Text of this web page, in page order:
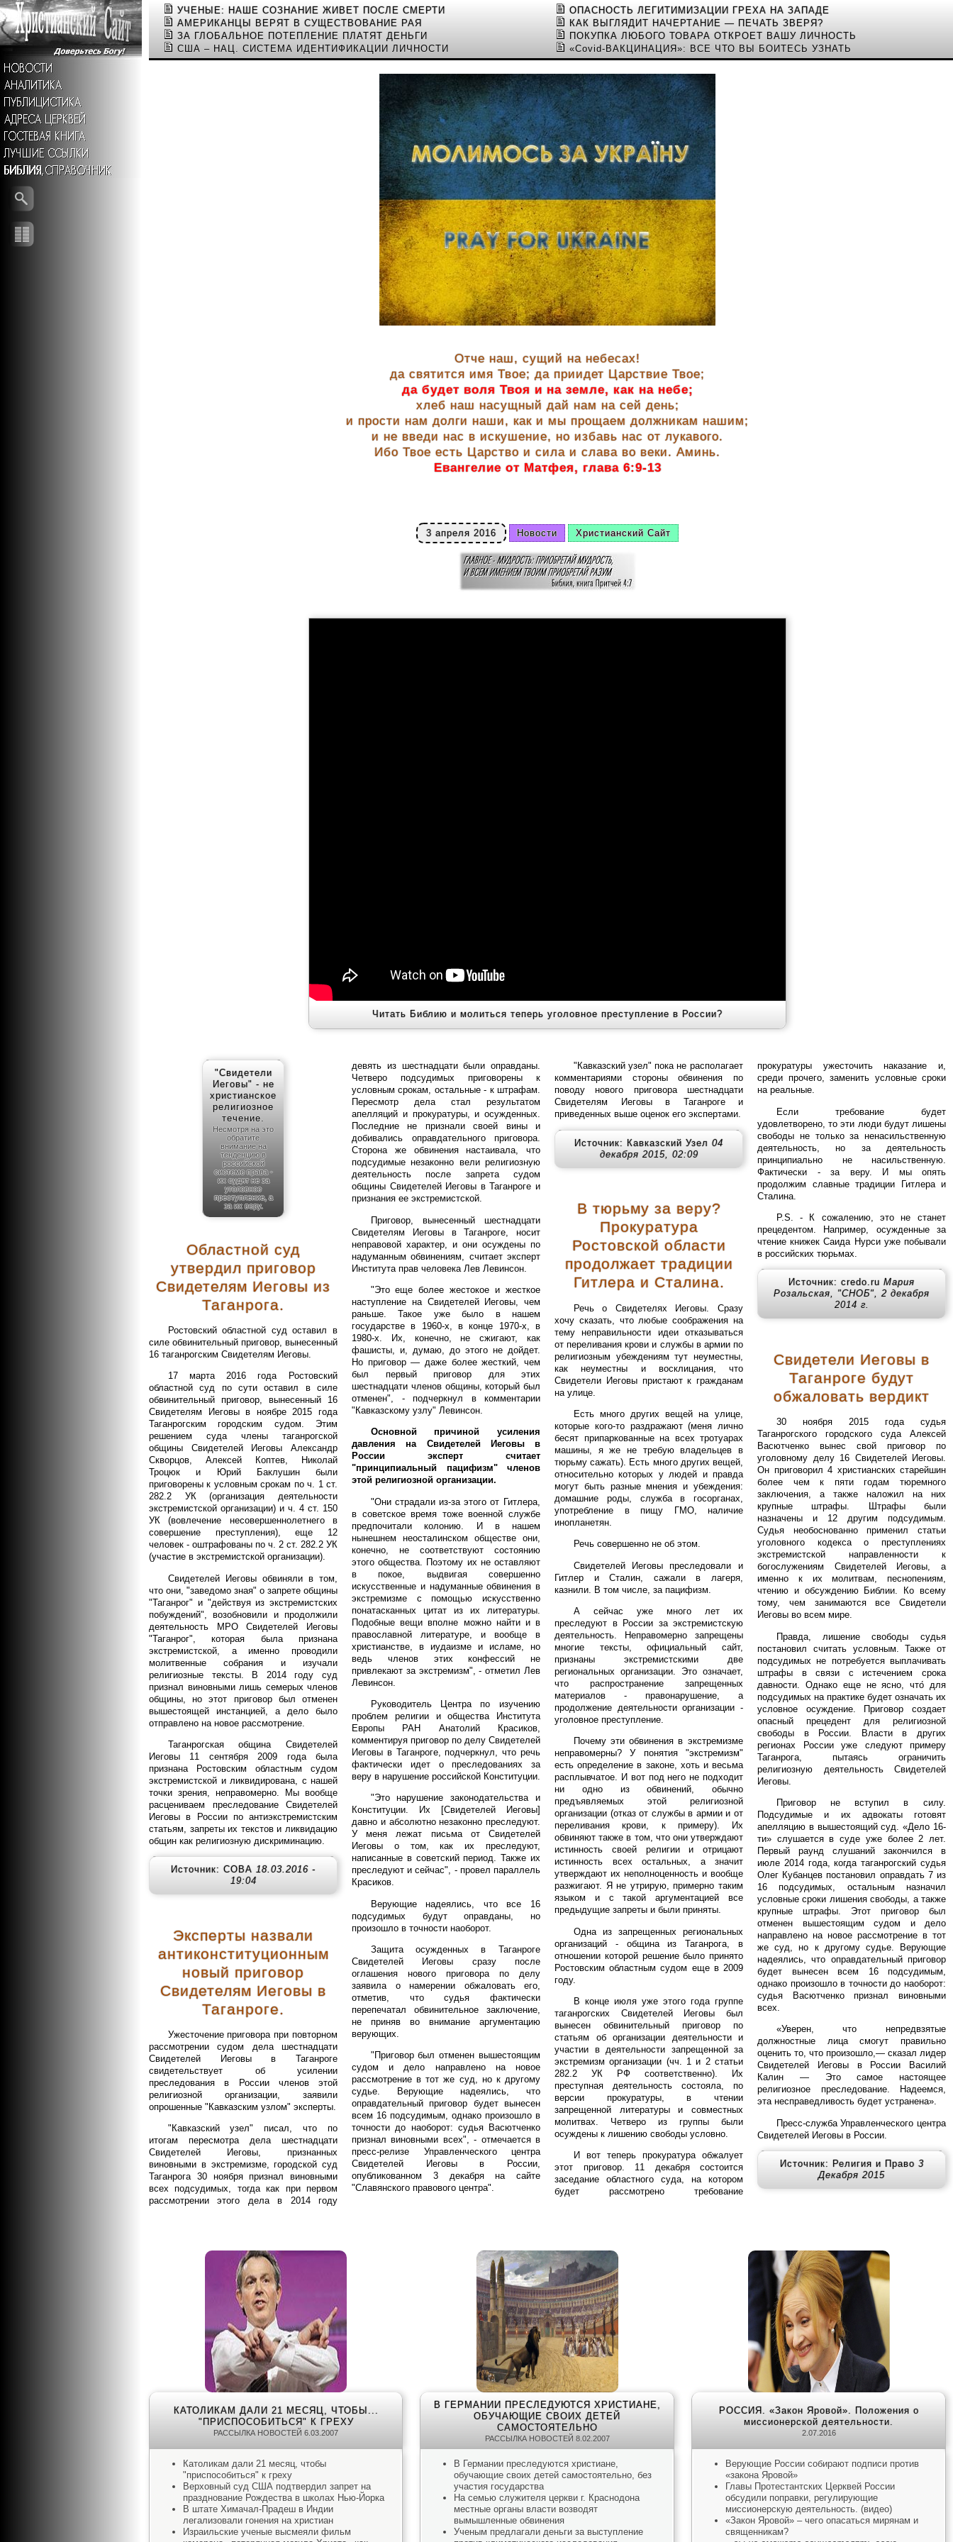
УЧЕНЫЕ: НАШЕ СОЗНАНИЕ ЖИВЕТ ПОСЛЕ СМЕРТИ
АМЕРИКАНЦЫ ВЕРЯТ В СУЩЕСТВОВАНИЕ РАЯ
ЗА ГЛОБАЛЬНОЕ ПОТЕПЛЕНИЕ ПЛАТЯТ ДЕНЬГИ
США – НАЦ. СИСТЕМА ИДЕНТИФИКАЦИИ ЛИЧНОСТИ
ОПАСНОСТЬ ЛЕГИТИМИЗАЦИИ ГРЕХА НА ЗАПАДЕ
КАК ВЫГЛЯДИТ НАЧЕРТАНИЕ — ПЕЧАТЬ ЗВЕРЯ?
ПОКУПКА ЛЮБОГО ТОВАРА ОТКРОЕТ ВАШУ ЛИЧНОСТЬ
«Covid-ВАКЦИНАЦИЯ»: ВСЕ ЧТО ВЫ БОИТЕСЬ УЗНАТЬ
Отче наш, сущий на небесах!
да святится имя Твое; да приидет Царствие Твое;
да будет воля Твоя и на земле, как на небе;
хлеб наш насущный дай нам на сей день;
и прости нам долги наши, как и мы прощаем должникам нашим;
и не введи нас в искушение, но избавь нас от лукавого.
Ибо Твое есть Царство и сила и слава во веки. Аминь.
Евангелие от Матфея, глава 6:9-13
3 апреля 2016 Новости Христианский Сайт
Читать Библию и молиться теперь уголовное преступление в России?
"Свидетели
Иеговы" - не
христианское
религиозное
течение.
Несмотря на это
обратите
внимание на
тенденцию в
российской
системе права -
их судят не за
уголовное
преступление, а
за их веру.
Областной суд
утвердил приговор
Свидетелям Иеговы из
Таганрога.
Ростовский областной суд оставил в
силе обвинительный приговор, вынесенный
16 таганрогским Свидетелям Иеговы.
17 марта 2016 года Ростовский
областной суд по сути оставил в силе
обвинительный приговор, вынесенный 16
Свидетелям Иеговы в ноябре 2015 года
Таганрогским городским судом. Этим
решением суда члены таганрогской
общины Свидетелей Иеговы Александр
Скворцов, Алексей Коптев, Николай
Троцюк и Юрий Баклушин были
приговорены к условным срокам по ч. 1 ст.
282.2 УК (организация деятельности
экстремистской организации) и ч. 4 ст. 150
УК (вовлечение несовершеннолетнего в
совершение преступления), еще 12
человек - оштрафованы по ч. 2 ст. 282.2 УК
(участие в экстремистской организации).
Свидетелей Иеговы обвиняли в том,
что они, "заведомо зная" о запрете общины
"Таганрог" и "действуя из экстремистских
побуждений", возобновили и продолжили
деятельность МРО Свидетелей Иеговы
"Таганрог", которая была признана
экстремистской, а именно проводили
молитвенные собрания и изучали
религиозные тексты. В 2014 году суд
признал виновными лишь семерых членов
общины, но этот приговор был отменен
вышестоящей инстанцией, а дело было
отправлено на новое рассмотрение.
Таганрогская община Свидетелей
Иеговы 11 сентября 2009 года была
признана Ростовским областным судом
экстремистской и ликвидирована, с нашей
точки зрения, неправомерно. Мы вообще
расцениваем преследование Свидетелей
Иеговы в России по антиэкстремистским
статьям, запреты их текстов и ликвидацию
общин как религиозную дискриминацию.
Источник: СОВА18.03.2016 -
19:04
Эксперты назвали
антиконституционным
новый приговор
Свидетелям Иеговы в
Таганроге.
Ужесточение приговора при повторном
рассмотрении судом дела шестнадцати
Свидетелей Иеговы в Таганроге
свидетельствует об усилении
преследования в России членов этой
религиозной организации, заявили
опрошенные "Кавказским узлом" эксперты.
"Кавказский узел" писал, что по
итогам пересмотра дела шестнадцати
Свидетелей Иеговы, признанных
виновными в экстремизме, городской суд
Таганрога 30 ноября признал виновными
всех подсудимых, тогда как при первом
рассмотрении этого дела в 2014 году
девять из шестнадцати были оправданы.
Четверо подсудимых приговорены к
условным срокам, остальные - к штрафам.
Пересмотр дела стал результатом
апелляций и прокуратуры, и осужденных.
Последние не признали своей вины и
добивались оправдательного приговора.
Сторона же обвинения настаивала, что
подсудимые незаконно вели религиозную
деятельность после запрета судом
общины Свидетелей Иеговы в Таганроге и
признания ее экстремистской.
Приговор, вынесенный шестнадцати
Свидетелям Иеговы в Таганроге, носит
неправовой характер, и они осуждены по
надуманным обвинениям, считает эксперт
Института прав человека Лев Левинсон.
"Это еще более жестокое и жесткое
наступление на Свидетелей Иеговы, чем
раньше. Такое уже было в нашем
государстве в 1960-х, в конце 1970-х, в
1980-х. Их, конечно, не сжигают, как
фашисты, и, думаю, до этого не дойдет.
Но приговор — даже более жесткий, чем
был первый приговор для этих
шестнадцати членов общины, который был
отменен", - подчеркнул в комментарии
"Кавказскому узлу" Левинсон.
Основной причиной усиления
давления на Свидетелей Иеговы в
России эксперт считает
"принципиальный пацифизм" членов
этой религиозной организации.
"Они страдали из-за этого от Гитлера,
в советское время тоже военной службе
предпочитали колонию. И в нашем
нынешнем неосталинском обществе они,
конечно, не соответствуют состоянию
этого общества. Поэтому их не оставляют
в покое, выдвигая совершенно
искусственные и надуманные обвинения в
экстремизме с помощью искусственно
понатасканных цитат из их литературы.
Подобные вещи вполне можно найти и в
православной литературе, и вообще в
христианстве, в иудаизме и исламе, но
ведь членов этих конфессий не
привлекают за экстремизм", - отметил Лев
Левинсон.
Руководитель Центра по изучению
проблем религии и общества Института
Европы РАН Анатолий Красиков,
комментируя приговор по делу Свидетелей
Иеговы в Таганроге, подчеркнул, что речь
фактически идет о преследованиях за
веру в нарушение российской Конституции.
"Это нарушение законодательства и
Конституции. Их [Свидетелей Иеговы]
давно и абсолютно незаконно преследуют.
У меня лежат письма от Свидетелей
Иеговы о том, как их преследуют,
написанные в советский период. Также их
преследуют и сейчас", - провел параллель
Красиков.
Верующие надеялись, что все 16
подсудимых будут оправданы, но
произошло в точности наоборот.
Защита осужденных в Таганроге
Свидетелей Иеговы сразу после
оглашения нового приговора по делу
заявила о намерении обжаловать его,
отметив, что судья фактически
перепечатал обвинительное заключение,
не приняв во внимание аргументацию
верующих.
"Приговор был отменен вышестоящим
судом и дело направлено на новое
рассмотрение в тот же суд, но к другому
судье. Верующие надеялись, что
оправдательный приговор будет вынесен
всем 16 подсудимым, однако произошло в
точности до наоборот: судья Васютченко
признал виновными всех", - отмечается в
пресс-релизе Управленческого центра
Свидетелей Иеговы в России,
опубликованном 3 декабря на сайте
"Славянского правового центра".
"Кавказский узел" пока не располагает
комментариями стороны обвинения по
поводу нового приговора шестнадцати
Свидетелям Иеговы в Таганроге и
приведенных выше оценок его экспертами.
Источник: Кавказский Узел 04
декабря 2015, 02:09
В тюрьму за веру?
Прокуратура
Ростовской области
продолжает традиции
Гитлера и Сталина.
Речь о Свидетелях Иеговы. Сразу
хочу сказать, что любые соображения на
тему неправильности идеи отказываться
от переливания крови и службы в армии по
религиозным убеждениям тут неуместны,
как неуместны и восклицания, что
Свидетели Иеговы пристают к гражданам
на улице.
Есть много других вещей на улице,
которые кого-то раздражают (меня лично
бесят припаркованные на всех тротуарах
машины, я же не требую владельцев в
тюрьму сажать). Есть много других вещей,
относительно которых у людей и правда
могут быть разные мнения и убеждения:
домашние роды, служба в госорганах,
употребление в пищу ГМО, наличие
инопланетян.
Речь совершенно не об этом.
Свидетелей Иеговы преследовали и
Гитлер и Сталин, сажали в лагеря,
казнили. В том числе, за пацифизм.
А сейчас уже много лет их
преследуют в России за экстремистскую
деятельность. Неправомерно запрещены
многие тексты, официальный сайт,
признаны экстремистскими две
региональных организации. Это означает,
что распространение запрещенных
материалов - правонарушение, а
продолжение деятельности организации -
уголовное преступление.
Почему эти обвинения в экстремизме
неправомерны? У понятия "экстремизм"
есть определение в законе, хоть и весьма
расплывчатое. И вот под него не подходит
ни одно из обвинений, обычно
предъявляемых этой религиозной
организации (отказ от службы в армии и от
переливания крови, к примеру). Их
обвиняют также в том, что они утверждают
истинность своей религии и отрицают
истинность всех остальных, а значит
утверждают их неполноценность и вообще
разжигают. Я не утрирую, примерно таким
языком и с такой аргументацией все
предыдущие запреты и были приняты.
Одна из запрещенных региональных
организаций - община из Таганрога, в
отношении которой решение было принято
Ростовским областным судом еще в 2009
году.
В конце июля уже этого года группе
таганрогских Свидетелей Иеговы был
вынесен обвинительный приговор по
статьям об организации деятельности и
участии в деятельности запрещенной за
экстремизм организации (чч. 1 и 2 статьи
282.2 УК РФ соответственно). Их
преступная деятельность состояла, по
версии прокуратуры, в чтении
запрещенной литературы и совместных
молитвах. Четверо из группы были
осуждены к лишению свободы условно.
И вот теперь прокуратура обжалует
этот приговор. 11 декабря состоится
заседание областного суда, на котором
будет рассмотрено требование
прокуратуры ужесточить наказание и,
среди прочего, заменить условные сроки
на реальные.
Если требование будет
удовлетворено, то эти люди будут лишены
свободы не только за ненасильственную
деятельность, но за деятельность
принципиально не насильственную.
Фактически - за веру. И мы опять
продолжим славные традиции Гитлера и
Сталина.
P.S. - К сожалению, это не станет
прецедентом. Например, осужденные за
чтение книжек Саида Нурси уже побывали
в российских тюрьмах.
Источник: credo.ruМария
Розальская, "СНОБ", 2 декабря
2014 г.
Свидетели Иеговы в
Таганроге будут
обжаловать вердикт
30 ноября 2015 года судья
Таганрогского городского суда Алексей
Васютченко вынес свой приговор по
уголовному делу 16 Свидетелей Иеговы.
Он приговорил 4 христианских старейшин
более чем к пяти годам тюремного
заключения, а также наложил на них
крупные штрафы. Штрафы были
назначены и 12 другим подсудимым.
Судья необоснованно применил статьи
уголовного кодекса о преступлениях
экстремистской направленности к
богослужениям Свидетелей Иеговы, а
именно к их молитвам, песнопениям,
чтению и обсуждению Библии. Ко всему
тому, чем занимаются все Свидетели
Иеговы во всем мире.
Правда, лишение свободы судья
постановил считать условным. Также от
подсудимых не потребуется выплачивать
штрафы в связи с истечением срока
давности. Однако еще не ясно, что́ для
подсудимых на практике будет означать их
условное осуждение. Приговор создает
опасный прецедент для религиозной
свободы в России. Власти в других
регионах России уже следуют примеру
Таганрога, пытаясь ограничить
религиозную деятельность Свидетелей
Иеговы.
Приговор не вступил в силу.
Подсудимые и их адвокаты готовят
апелляцию в вышестоящий суд. «Дело 16-
ти» слушается в суде уже более 2 лет.
Первый раунд слушаний закончился в
июле 2014 года, когда таганрогский судья
Олег Кубанцев постановил оправдать 7 из
16 подсудимых, остальным назначил
условные сроки лишения свободы, а также
крупные штрафы. Этот приговор был
отменен вышестоящим судом и дело
направлено на новое рассмотрение в тот
же суд, но к другому судье. Верующие
надеялись, что оправдательный приговор
будет вынесен всем 16 подсудимым,
однако произошло в точности до наоборот:
судья Васютченко признал виновными
всех.
«Уверен, что непредвзятые
должностные лица смогут правильно
оценить то, что произошло,— сказал лидер
Свидетелей Иеговы в России Василий
Калин — Это самое настоящее
религиозное преследование. Надеемся,
эта несправедливость будет устранена».
Пресс-служба Управленческого центра
Свидетелей Иеговы в России.
Источник: Религия и Право 3
Декабря 2015
КАТОЛИКАМ ДАЛИ 21 МЕСЯЦ, ЧТОБЫ...
"ПРИСПОСОБИТЬСЯ" К ГРЕХУ
РАССЫЛКА НОВОСТЕЙ 6.03.2007
Католикам дали 21 месяц, чтобы
"приспособиться" к греху
Верховный суд США подтвердил запрет на
празднование Рождества в школах Нью-Йорка
В штате Химачал-Прадеш в Индии
легализовали гонения на христиан
Израильские ученые высмеяли фильм
В ГЕРМАНИИ ПРЕСЛЕДУЮТСЯ ХРИСТИАНЕ,
ОБУЧАЮЩИЕ СВОИХ ДЕТЕЙ
САМОСТОЯТЕЛЬНО
РАССЫЛКА НОВОСТЕЙ 8.02.2007
В Германии преследуются христиане,
обучающие своих детей самостоятельно, без
участия государства
На семью служителя церкви г. Краснодона
местные органы власти возводят
вымышленные обвинения
Ученым предлагали деньги за выступление
РОССИЯ. «Закон Яровой». Положения о
миссионерской деятельности.
2.07.2016
Верующие России собирают подписи против
«закона Яровой»
Главы Протестантских Церквей России
обсудили поправки, регулирующие
миссионерскую деятельность. (видео)
«Закон Яровой» – чего опасаться мирянам и
священникам?